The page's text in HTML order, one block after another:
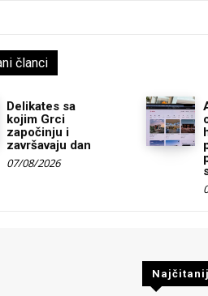
članci
Delikates sa
kojim Grci
započinju i
završavaju dan
07/08/2026